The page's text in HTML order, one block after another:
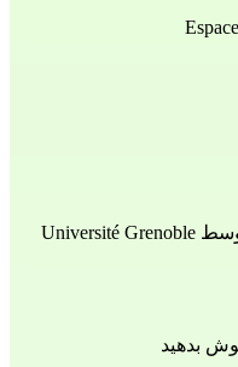
Université Grenoble
بدهید